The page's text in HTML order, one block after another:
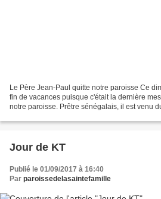
Le Père Jean-Paul quitte notre paroisse Ce
fin de vacances puisque c'était la dernière
notre paroisse. Prêtre sénégalais, il est venu
Jour de KT
Publié le 01/09/2017 à 16:40
Par paroissedelasaintefamille